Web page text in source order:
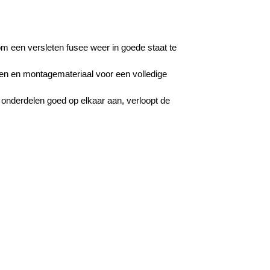
een versleten fusee weer in goede staat te
en montagemateriaal voor een volledige
goed op elkaar aan, verloopt de